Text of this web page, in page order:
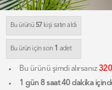
Bu ürünü 57kişi satın aldı
Bu ürün için son 1 adet
Bu ürünü şimdi alırsanız
1 gün 8 saat 40 dakika